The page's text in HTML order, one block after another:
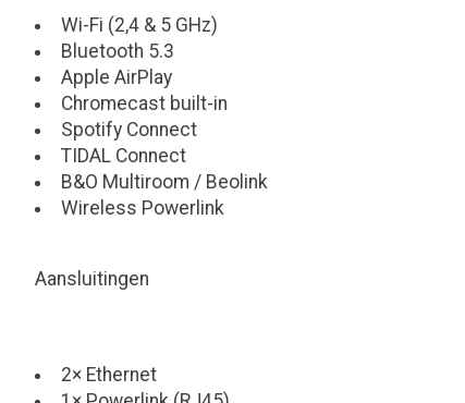
Wi-Fi (2,4 & 5 GHz)
Bluetooth 5.3
Apple AirPlay
Chromecast built-in
Spotify Connect
TIDAL Connect
B&O Multiroom / Beolink
Wireless Powerlink
Aansluitingen
2× Ethernet